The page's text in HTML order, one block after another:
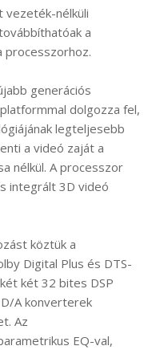
vezeték-nélküli
a
processzorhoz.
generációs
platformmal dolgozza fel,
legteljesebb
a videó zaját a
nélkül. A processzor
integrált 3D videó
köztük a
Digital Plus és DTS-
két 32 bites DSP
A konverterek
Az
EQ-val,